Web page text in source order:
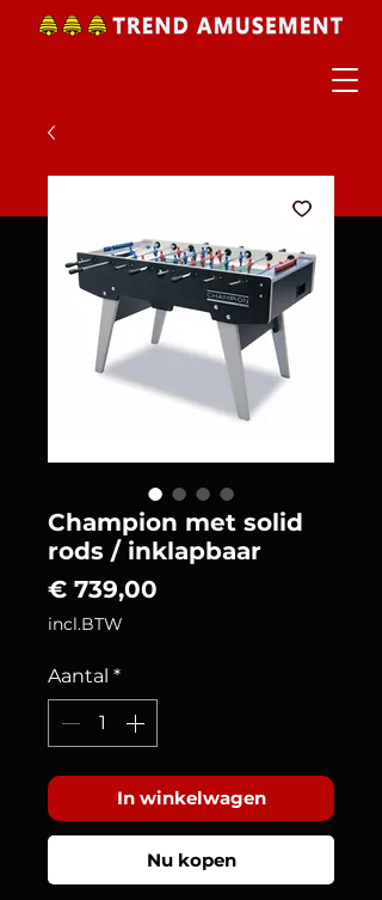
Champion met solid
rods / inklapbaar
€ 739,00
incl.BTW
Aantal *
In winkelwagen
Nu kopen